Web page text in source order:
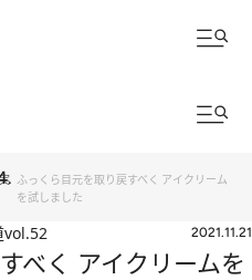
ふっくら目元を取り戻すべく アイクリーム
を試しました
vol.52 2021.11.21
べく アイクリームを